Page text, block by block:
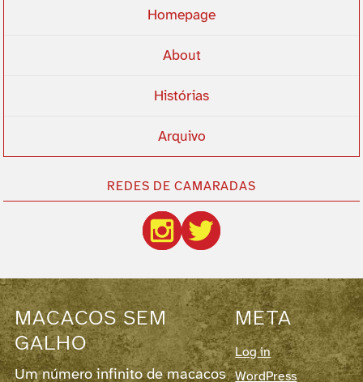
Homepage
About
Histórias
Arquivo
REDES DE CAMARADAS
MACACOS SEM
GALHO
Um número infinito de macacos
META
Log in
WordPress